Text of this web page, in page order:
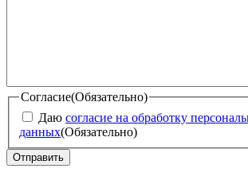
Согласие(Обязательно)
Даю согласие на обработку
данных(Обязательно)